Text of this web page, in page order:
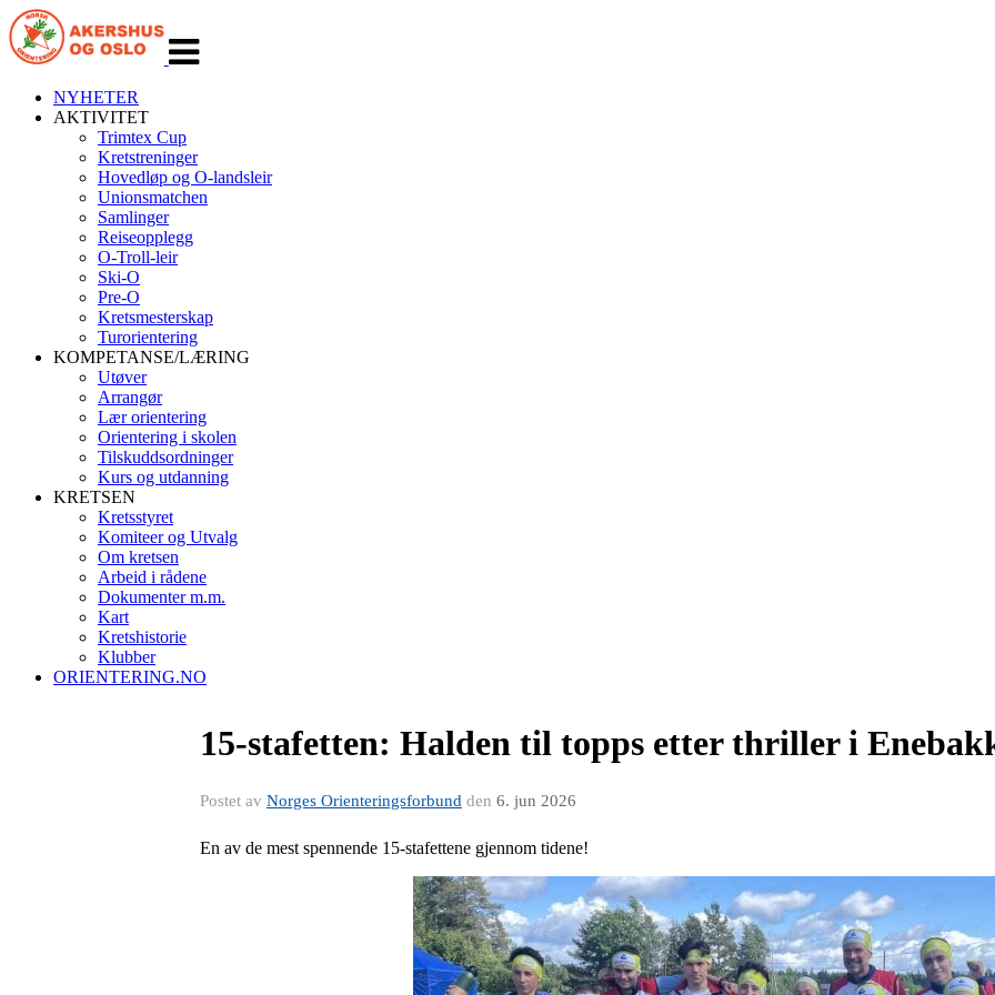
navigasjon
NYHETER
AKTIVITET
Trimtex Cup
Kretstreninger
Hovedløp og O-landsleir
Unionsmatchen
Samlinger
Reiseopplegg
O-Troll-leir
Ski-O
Pre-O
Kretsmesterskap
Turorientering
KOMPETANSE/LÆRING
Utøver
Arrangør
Lær orientering
Orientering i skolen
Tilskuddsordninger
Kurs og utdanning
KRETSEN
Kretsstyret
Komiteer og Utvalg
Om kretsen
Arbeid i rådene
Dokumenter m.m.
Kart
Kretshistorie
Klubber
ORIENTERING.NO
15-stafetten: Halden til topps etter thriller i
Postet av Norges Orienteringsforbund den 6. jun 2026
En av de mest spennende 15-stafettene gjennom tidene!